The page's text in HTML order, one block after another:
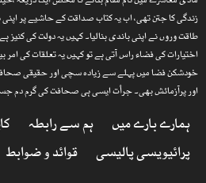
زندگی کا جتن تھی، اب یہ کتاب صداقت کے حاشیے پر
طاقت وروں نے اپنی باندی بنالیا۔ کہیں یہ دولت کی
اختیارات کی فضاء راس آتی ہے تو کہیں یہ تعلقات کی
خودشکن فضا میں پہلے سے زیادہ سچی اور حقیقی
اور پرآزمائش بھی۔ جرأت ایسی ہی صحافت کی گرم دم
ہمارے بارے میں ہم سے رابطہ
پرائیویسی پالیسی
قوائد و ضوابط